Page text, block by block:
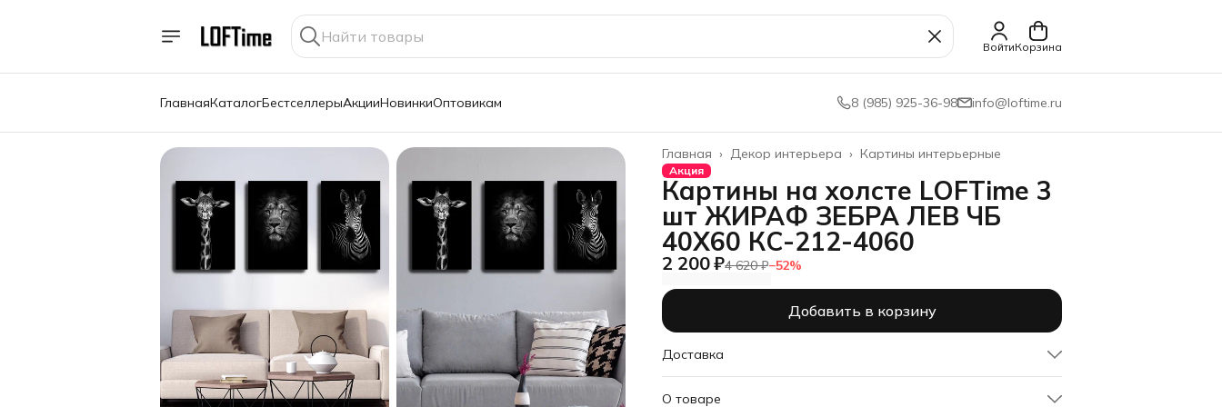
ВойтиКорзина
ГлавнаяКаталогБестселлерыАкцииНовинкиОптовикам 8 (985) 925-36-98 info@loftime.ru
Картины интерьерные
Декор интерьера ›
Главная ›
Акция
Картины на холсте LOFTime 3
шт ЖИРАФ ЗЕБРА ЛЕВ ЧБ
40Х60 КС-212-4060
2 200 ₽4 620 ₽−52%
Добавить в корзину
Доставка
О товаре